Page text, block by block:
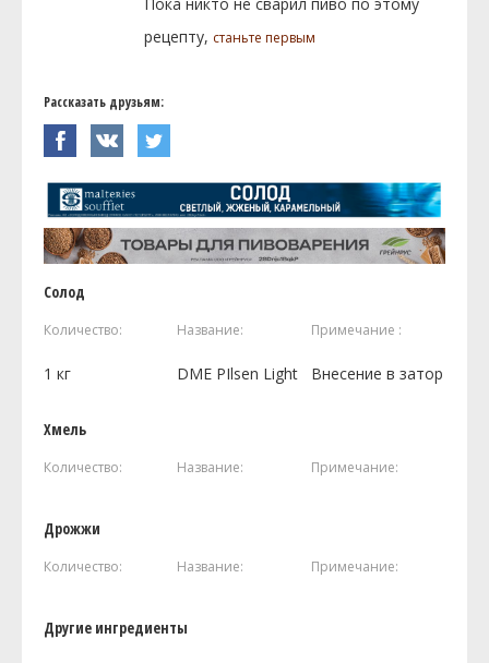
рецепту, станьте первым
Рассказать друзьям:
Солод
Количество: Название: Примечание :
1 кг DME PIlsen Light Внесение в затор
Хмель
Количество: Название: Примечание:
Дрожжи
Количество: Название: Примечание:
Другие ингредиенты